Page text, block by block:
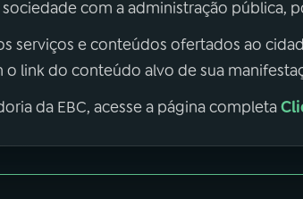
com a administração pública,
serviços e conteúdos ofertados ao
o link do conteúdo alvo de sua
da EBC, acesse a página completa